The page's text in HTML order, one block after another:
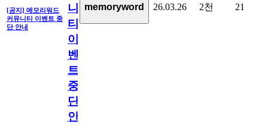
[공지] 메모리워드
커뮤니티 이벤트 중
단 안내
니
티
이
벤
트
중
단
안
memoryword 26.03.26 2천 21